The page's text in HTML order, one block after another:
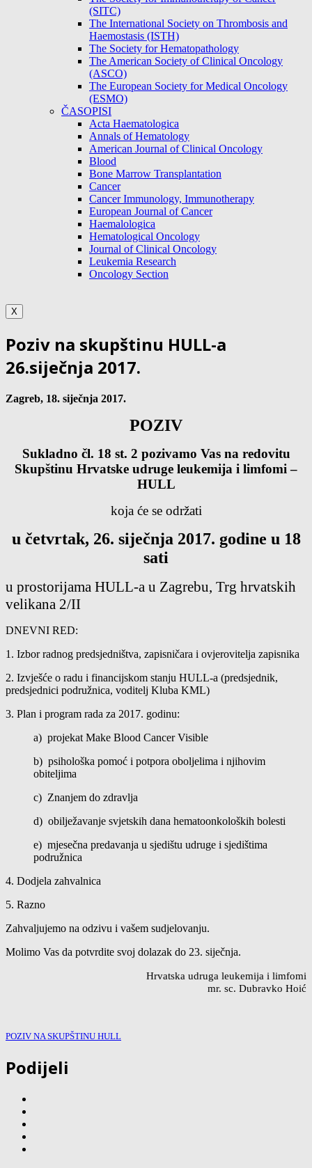
(SITC)
The International Society on Thrombosis and
Haemostasis (ISTH)
The Society for Hematopathology
The American Society of Clinical Oncology
(ASCO)
The European Society for Medical Oncology
(ESMO)
ČASOPISI
Acta Haematologica
Annals of Hematology
American Journal of Clinical Oncology
Blood
Bone Marrow Transplantation
Cancer
Cancer Immunology, Immunotherapy
European Journal of Cancer
Haemalologica
Hematological Oncology
Journal of Clinical Oncology
Leukemia Research
Oncology Section
X
Poziv na skupštinu HULL-a
26.siječnja 2017.
Zagreb, 18. siječnja 2017.
POZIV
Sukladno čl. 18 st. 2 pozivamo Vas na redovitu
Skupštinu Hrvatske udruge leukemija i limfomi–
HULL
koja će se održati
u četvrtak, 26. siječnja 2017. godine u 18
sati
u prostorijama HULL-a u Zagrebu, Trg hrvatskih
velikana 2/II
DNEVNI RED:
1. Izbor radnog predsjedništva, zapisničara i ovjerovitelja zapisnika
2. Izvješće o radu i financijskom stanju HULL-a (predsjednik,
predsjednici podružnica, voditelj Kluba KML)
3. Plan i program rada za 2017. godinu:
a) projekat Make Blood Cancer Visible
b) psihološka pomoć i potpora oboljelima i njihovim
obiteljima
c) Znanjem do zdravlja
d) obilježavanje svjetskih dana hematoonkoloških bolesti
e) mjesečna predavanja u sjedištu udruge i sjedištima
podružnica
4. Dodjela zahvalnica
5. Razno
Zahvaljujemo na odzivu i vašem sudjelovanju.
Molimo Vas da potvrdite svoj dolazak do 23. siječnja.
Hrvatska udruga leukemija i limfomi
mr. sc. Dubravko Hoić
POZIV NA SKUPŠTINU HULL
Podijeli